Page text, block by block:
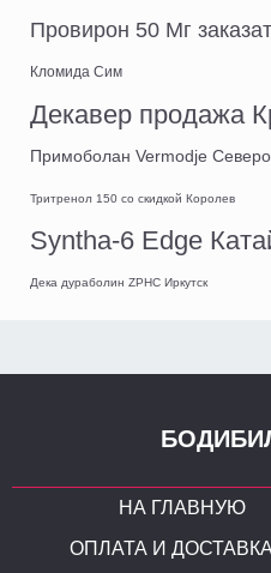
Провирон 50 Мг
Кломида Сим
Декавер продажа
Примоболан Vermodje
Тритренол 150 со скидкой Королев
Syntha-6 Edge
Дека дураболин ZPHC Иркутск
НА ГЛАВНУЮ
ОПЛАТА И ДОСТАВКА